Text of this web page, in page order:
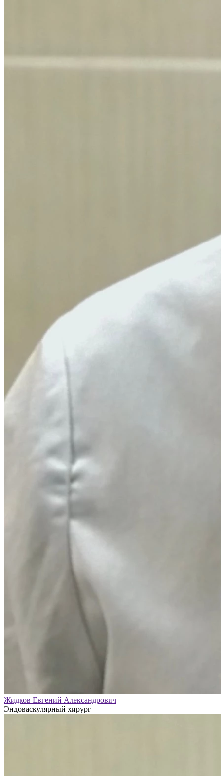
Жидков Евгений Александрович
Эндоваскулярный хирург